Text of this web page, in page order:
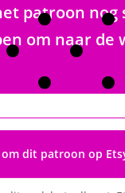
patroon nog
om naar de
dit patroon op